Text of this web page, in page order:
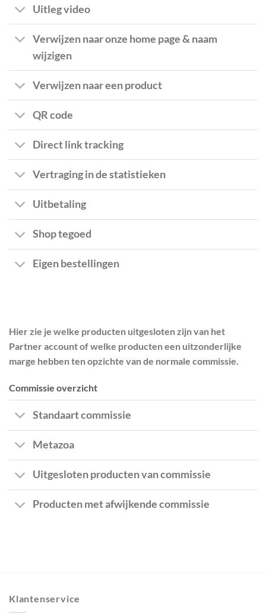
Uitleg video
Verwijzen naar onze home page & naam
wijzigen
Verwijzen naar een product
QR code
Direct link tracking
Vertraging in de statistieken
Uitbetaling
Shop tegoed
Eigen bestellingen
Hier zie je welke producten uitgesloten zijn van het
Partner account of welke producten een uitzonderlijke
marge hebben ten opzichte van de normale commissie.
Commissie overzicht
Standaart commissie
Metazoa
Uitgesloten producten van commissie
Producten met afwijkende commissie
Klantenservice